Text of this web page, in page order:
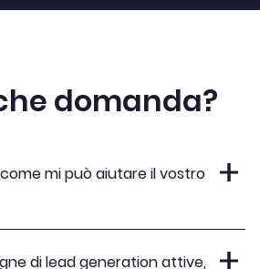
domanda?
mi può aiutare il vostro
di lead generation attive,